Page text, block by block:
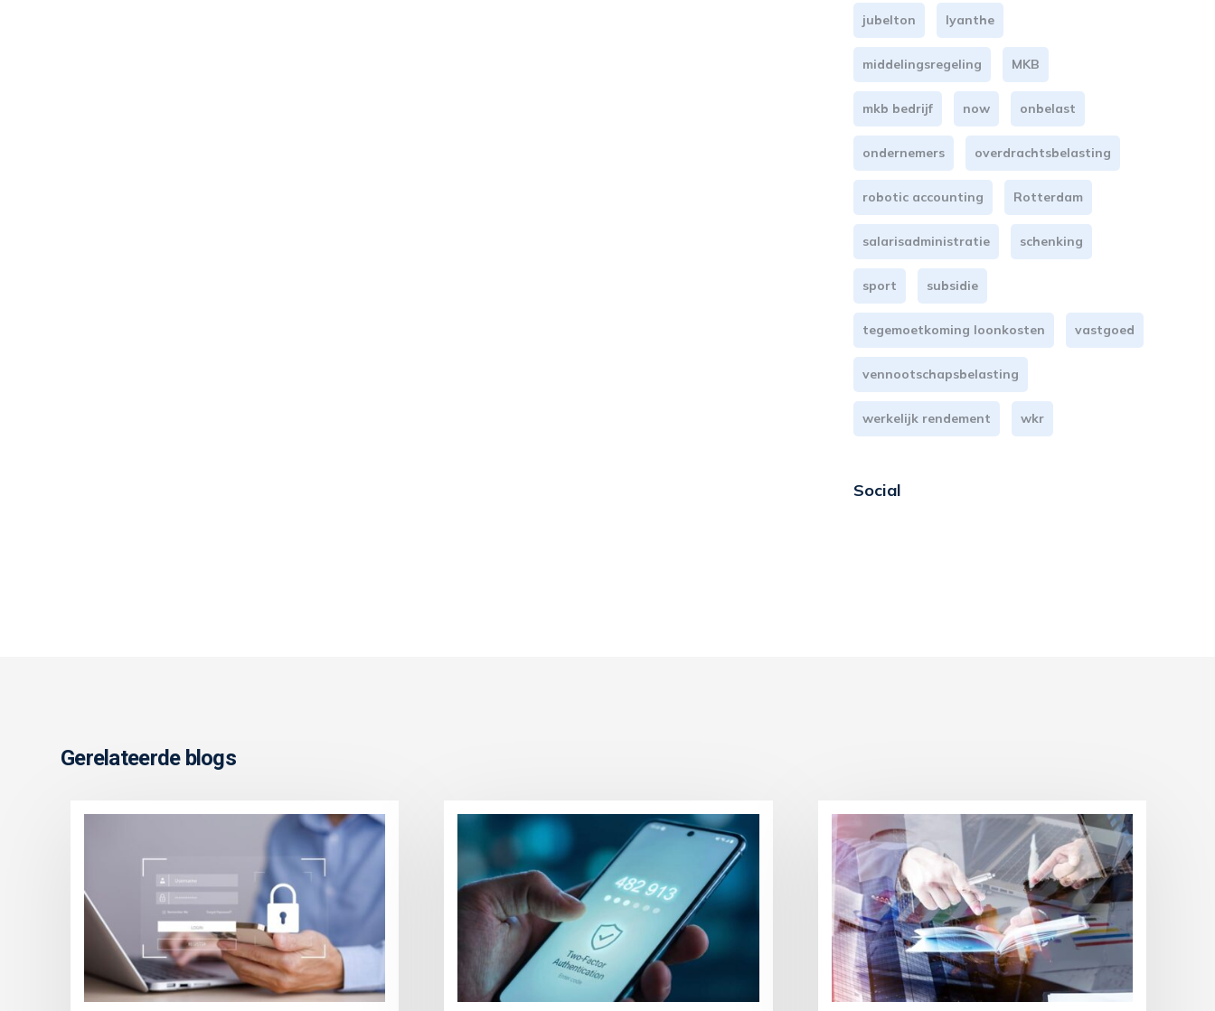
jubelton lyanthe
middelingsregeling MKB
mkb bedrijf now onbelast
ondernemers overdrachtsbelasting
robotic accounting Rotterdam
salarisadministratie schenking
sport subsidie
tegemoetkoming loonkosten vastgoed
vennootschapsbelasting
werkelijk rendement wkr
Social
Gerelateerde blogs